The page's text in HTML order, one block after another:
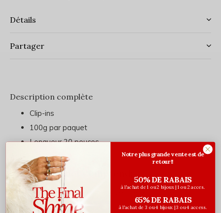
Détails
Partager
Description complète
Clip-ins
100g par paquet
Longueur 20 pouces
Chaque paquet comprend:
2 sections de 3 pouces avec deux attaches sur
chaque section
Notre plus grande vente est de
retour!!
50% DE RABAIS
à l'achat de 1 ou 2 bijoux | 1 ou 2 acces.
65% DE RABAIS
à l'achat de 3 ou 4 bijoux | 3 ou 4 access.